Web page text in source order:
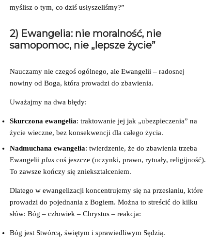
myślisz o tym, co dziś usłyszeliśmy?”
2) Ewangelia: nie moralność, nie
samopomoc, nie „lepsze życie”
Nauczamy nie czegoś ogólnego, ale Ewangelii – radosnej
nowiny od Boga, która prowadzi do zbawienia.
Uważajmy na dwa błędy:
Skurczona ewangelia: traktowanie jej jak „ubezpieczenia” na
życie wieczne, bez konsekwencji dla całego życia.
Nadmuchana ewangelia: twierdzenie, że do zbawienia trzeba
Ewangelii plus coś jeszcze (uczynki, prawo, rytuały, religijność).
To zawsze kończy się zniekształceniem.
Dlatego w ewangelizacji koncentrujemy się na przesłaniu, które
prowadzi do pojednania z Bogiem. Można to streścić do kilku
słów: Bóg – człowiek – Chrystus – reakcja:
Bóg jest Stwórcą, świętym i sprawiedliwym Sędzią.